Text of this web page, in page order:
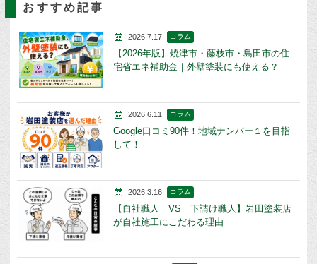
おすすめ記事
2026.7.17 コラム
【2026年版】焼津市・藤枝市・島田市の住
宅省エネ補助金｜外壁塗装にも使える？
2026.6.11 コラム
Google口コミ90件！地域ナンバー１を目指
して！
2026.3.16 コラム
【自社職人 VS 下請け職人】岩田塗装店
が自社施工にこだわる理由